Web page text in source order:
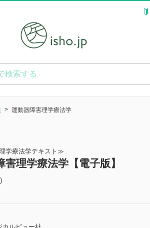
運動器障害理学療法学
学療法学テキスト≫
害理学療法学【電子版】